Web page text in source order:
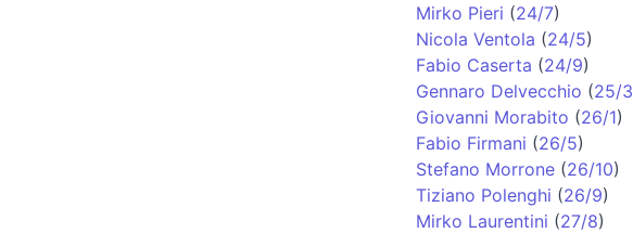
Mirko Pieri (24/7)
Nicola Ventola (24/5)
Fabio Caserta (24/9)
Gennaro Delvecchio (25/3
Giovanni Morabito (26/1)
Fabio Firmani (26/5)
Stefano Morrone(26/10)
Tiziano Polenghi (26/9)
Mirko Laurentini (27/8)